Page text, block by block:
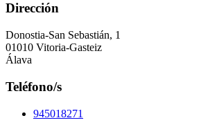
Dirección
Donostia-San Sebastián, 1
01010 Vitoria-Gasteiz
Álava
Teléfono/s
945018271